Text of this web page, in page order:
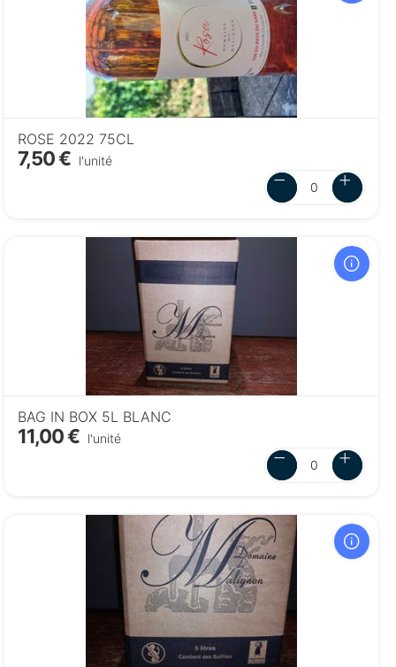
ROSE 2022 75CL
7,50 € l'unité
BAG IN BOX 5L BLANC
11,00 € l'unité